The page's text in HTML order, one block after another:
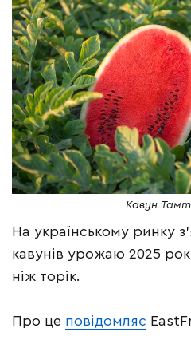
Кавун
На українському ринку
кавунів урожаю 2025
ніж торік.
Про це повідомляє